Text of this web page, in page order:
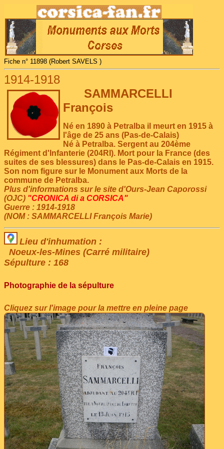
Fiche n° 11898 (Robert SAVELS )
1914-1918
SAMMARCELLI
François
Né en 1890 à Petralba il meurt en 1915 à
l'âge de 25 ans (Pas-de-Calais)
Né à Petralba. Sergent au 204ème
Régiment d'Infanterie (204RI). Mort pour la France (des
suites de ses blessures) dans le Pas-de-Calais en 1915.
Son nom figure sur le Monument aux Morts de la
commune de Petralba.
Plus d'informations sur le site d'Ours-Jean Caporossi
(OJC) "CRONICA di a CORSICA"
Guerre : 1914-1918
(NOM : SAMMARCELLI François Marie)
Lieu d'inhumation :
Noeux-les-Mines (Carré militaire)
Sépulture : 168
Photographie de la sépulture
Cliquez sur l'image pour la mettre en pleine page